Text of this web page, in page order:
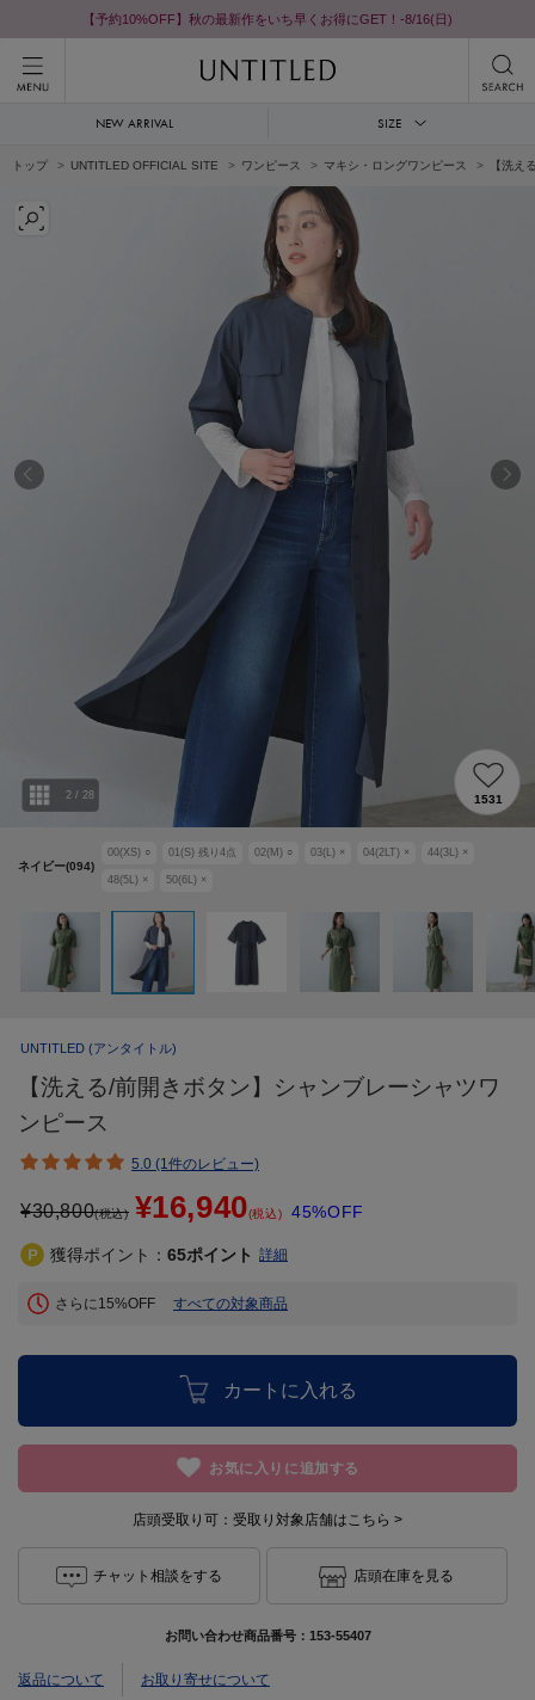
【予約10%OFF】秋の最新作をいち早くお得にGET！-8/16(日)
NEW ARRIVAL SIZE
トップ UNTITLED OFFICIAL SITE ワンピース マキシ・ロングワンピース 【洗え
ネイビー(094)
00(XS) ○ 01(S) 残り 4点 02(M) ○ 03(L) × 04(2LT) × 44(3L) ×
48(5L) × 50(6L) ×
2 / 28 1531
UNTITLED (アンタイトル)
【洗える/前開きボタン】シャンブレーシャツワ
ンピース
5.0 (1件のレビュー)
¥30,800(税込) ¥16,940(税込) 45%OFF
獲得ポイント： 65ポイント 詳細
さらに15%OFF すべての対象商品
カートに入れる
お気に入りに追加する
店頭受取り可： 受取り対象店舗はこちら >
チャット相談をする 店頭在庫を見る
お問い合わせ商品番号： 153-55407
返品について お取り寄せについて